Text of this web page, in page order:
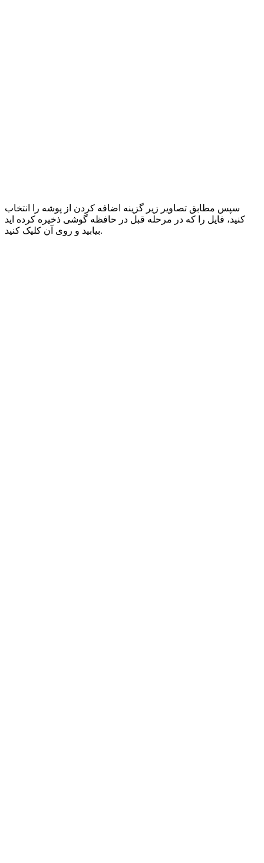
سپس مطابق تصاویر زیر گزینه اضافه کردن از پوشه را انتخاب
کنید، فایل را که در مرحله قبل در حافظه گوشی ذخیره کرده اید
بیابید و روی آن کلیک کنید.